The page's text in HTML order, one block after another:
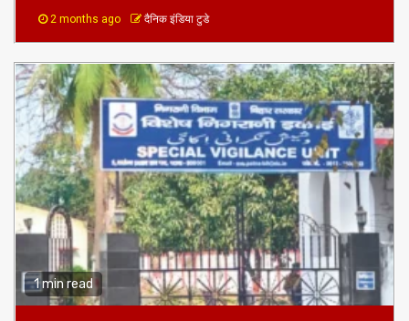
2 months ago दैनिक इंडिया टुडे
1 min read